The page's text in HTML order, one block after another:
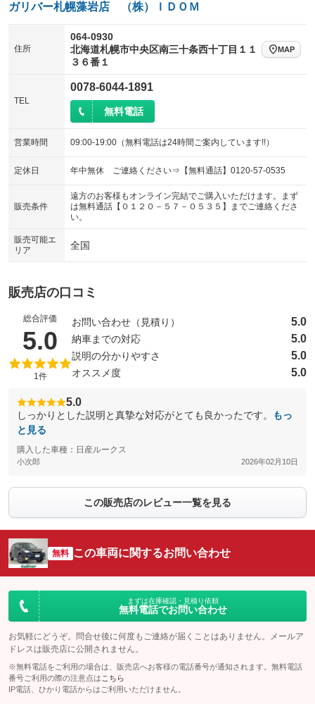
ガリバー札幌藻岩店 （株）ＩＤＯＭ
住所
064-0930
北海道札幌市中央区南三十条西十丁目１１
３６番１
MAP
TEL
0078-6044-1891
無料電話
営業時間 09:00-19:00（無料電話は24時間ご案内しています!!）
定休日 年中無休 ご連絡ください⇒【無料通話】0120-57-0535
販売条件
遠方のお客様もオンライン完結でご購入いただけます。まず
は無料通話【０１２０－５７－０５３５】までご連絡くださ
い。
販売可能エ
リア
全国
販売店の口コミ
総合評価
5.0 （5点満点中）
1件
お問い合わせ（見積り） 5.0
納車までの対応 5.0
説明の分かりやすさ 5.0
オススメ度 5.0
5.0
しっかりとした説明と真摯な対応がとても良かったです。
もっ
と見る
購入した車種：日産ルークス
小次郎 2026年02月10日
この販売店のレビュー一覧を見る
無料 この車両に関するお問い合わせ
まずは在庫確認・見積り依頼
無料電話でお問い合わせ
お気軽にどうぞ。問合せ後に何度もご連絡が届くことはありません。メールア
ドレスは販売店に公開されません。
※無料電話をご利用の場合は、販売店へお客様の電話番号が通知されます。無料電話
番号ご利用の際の注意点は こちら
IP電話、ひかり電話からはご利用いただけません。